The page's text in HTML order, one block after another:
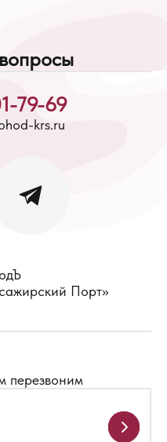
79-69
krs.ru
Порт»
перезвоним